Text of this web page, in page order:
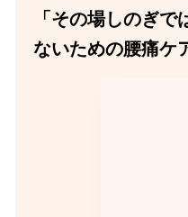
「その場しのぎで
ないための腰痛ケ